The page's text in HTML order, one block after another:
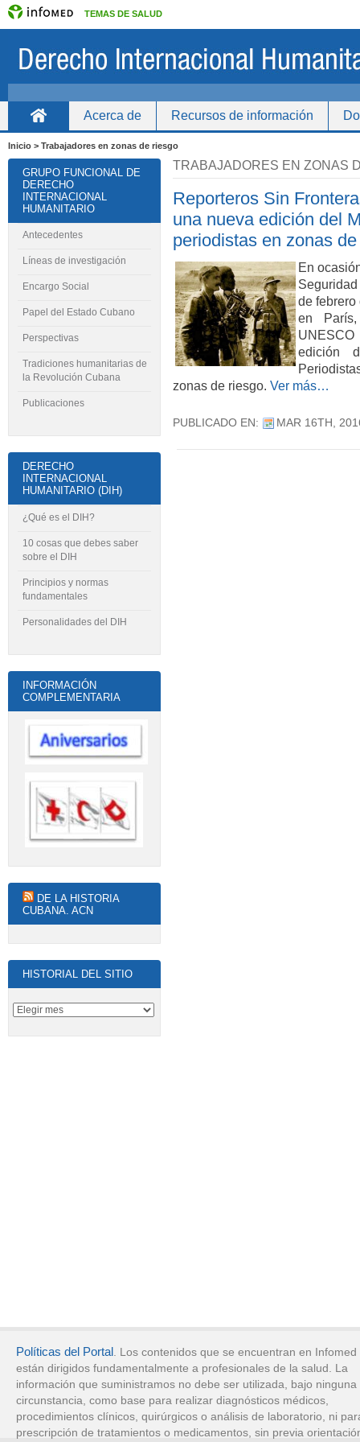
TEMAS DE SALUD
Acerca de Recursos de información
Inicio > Trabajadores en zonas de riesgo
TRABAJADORES EN ZONAS
Reporteros Sin
una nueva edición del
periodistas en zonas
En
de
en
edición
zonas de riesgo. Ver más…
PUBLICADO EN: MAR 16TH,
GRUPO FUNCIONAL DE
DERECHO
INTERNACIONAL
HUMANITARIO
Antecedentes
Líneas de investigación
Encargo Social
Papel del Estado Cubano
Perspectivas
Tradiciones humanitarias de
la Revolución Cubana
Publicaciones
DERECHO
INTERNACIONAL
HUMANITARIO (DIH)
¿Qué es el DIH?
10 cosas que debes saber
sobre el DIH
Principios y normas
fundamentales
Personalidades del DIH
INFORMACIÓN
COMPLEMENTARIA
DE LA HISTORIA
CUBANA. ACN
HISTORIAL DEL SITIO
Políticas del Portal. Los contenidos que se encuentran en Infomed
están dirigidos fundamentalmente a profesionales de la salud. La
información que suministramos no debe ser utilizada, bajo ninguna
circunstancia, como base para realizar diagnósticos médicos,
procedimientos clínicos, quirúrgicos o análisis de laboratorio, ni
prescripción de tratamientos o medicamentos, sin previa